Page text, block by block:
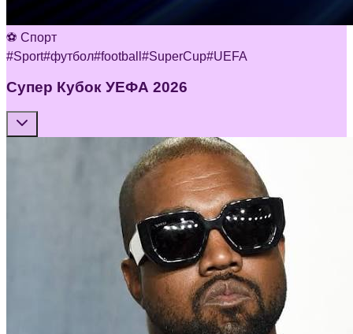
⚽ Спорт
#Sport#футбол#football #SuperCup#UEFA
Супер Кубок УЕФА 2026